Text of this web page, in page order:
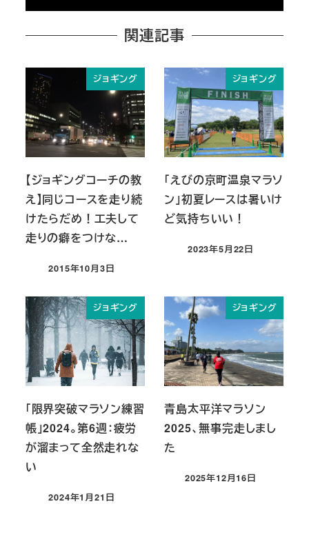
関連記事
ジョギング
【ジョギングコーチの教
え】同じコースを走り続
けたらだめ！工夫して
走りの癖をつけな…
投稿日
2015年10月3日
ジョギング
「えびの京町温泉マラソ
ン」初夏レースは暑いけ
ど気持ちいい！
投稿日
2023年5月22日
ジョギング
「限界突破マラソン練習
帳」2024。第6週：疲労
が溜まって全然走れな
い
投稿日
2024年1月21日
ジョギング
青島太平洋マラソン
2025、無事完走しまし
た
投稿日
2025年12月16日